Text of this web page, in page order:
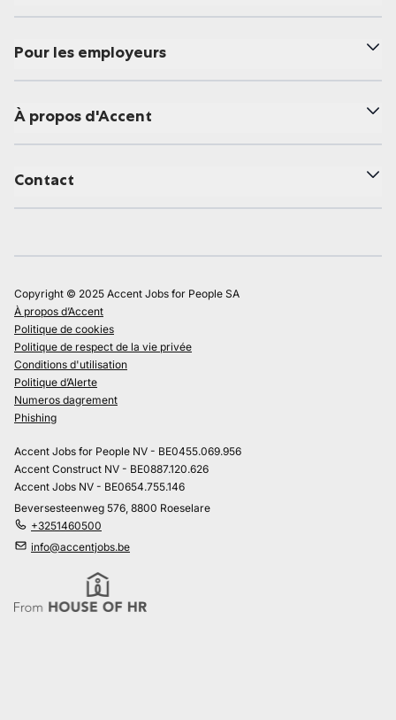
Pour les employeurs
À propos d'Accent
Contact
Copyright © 2025 Accent Jobs for People SA
À propos d’Accent
Politique de cookies
Politique de respect de la vie privée
Conditions d'utilisation
Politique d’Alerte
Numeros dagrement
Phishing
Accent Jobs for People NV - BE0455.069.956
Accent Construct NV - BE0887.120.626
Accent Jobs NV - BE0654.755.146
Beversesteenweg 576, 8800 Roeselare
+3251460500
info@accentjobs.be